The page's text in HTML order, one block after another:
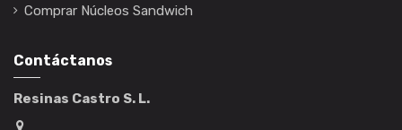
Comprar Núcleos Sandwich
Contáctanos
Resinas Castro S. L.